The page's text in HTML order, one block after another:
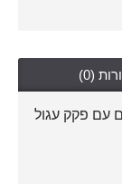
(0)
עם פקק עגול